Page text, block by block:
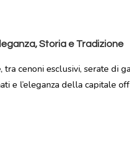
Storia e Tradizione
cenoni esclusivi, serate di
e l’eleganza della capitale